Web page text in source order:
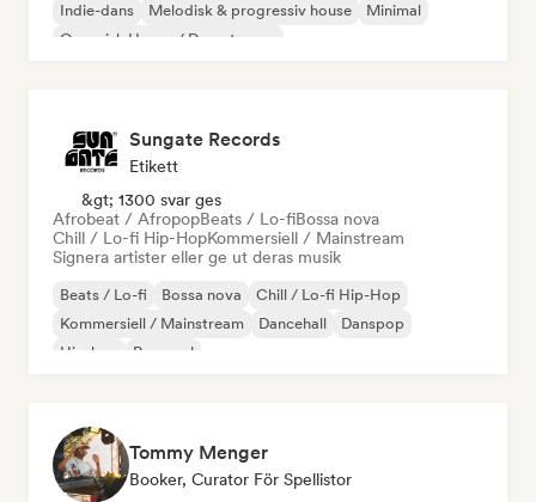
Indie-dans
Melodisk & progressiv house
Minimal
Organisk House / Downtempo
Sungate Records
Etikett
&gt; 1300 svar ges
Afrobeat / AfropopBeats / Lo-fiBossa nova
Chill / Lo-fi Hip-HopKommersiell / Mainstream
Signera artister eller ge ut deras musik
Beats / Lo-fi Bossa nova
Chill / Lo-fi Hip-Hop
Kommersiell / Mainstream
Dancehall
Danspop
Hip-hop
Pop soul
Tommy Menger
Booker, Curator För Spellistor